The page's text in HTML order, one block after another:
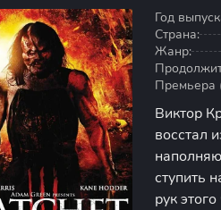
Год
Страна:
Жанр:
Премьера
Виктор
восстал
ступить
рук